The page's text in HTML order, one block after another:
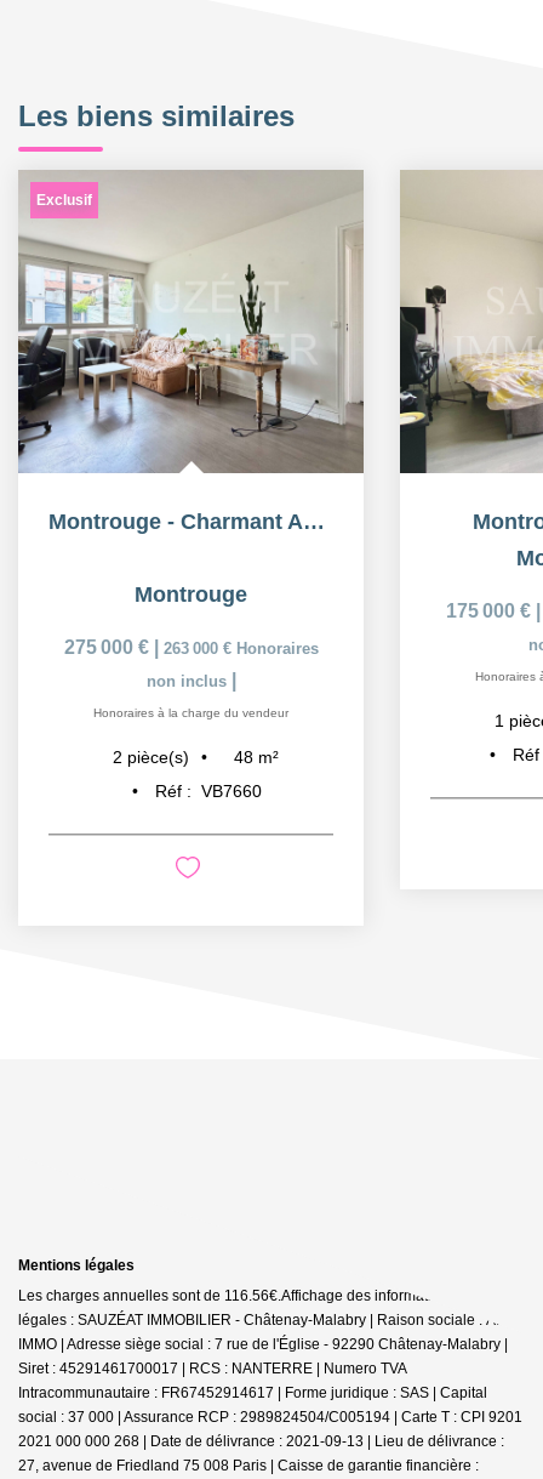
Les biens similaires
Exclusif
Montrouge - Charmant Appartement 2 pièces
Montrouge
275 000 € 263 000 € Honoraires
non inclus
Honoraires à la charge du vendeur
2 pièce(s) 48 m²
Réf : VB7660
175 000 €
Honoraires
1
Mentions légales
Les charges annuelles sont de 116.56€.Affichage des informations
légales : SAUZÉAT IMMOBILIER - Châtenay-Malabry | Raison sociale : A.S.
IMMO | Adresse siège social : 7 rue de l'Église - 92290 Châtenay-Malabry |
Siret : 45291461700017 | RCS : NANTERRE | Numero TVA
Intracommunautaire : FR67452914617 | Forme juridique : SAS | Capital
social : 37 000 | Assurance RCP : 2989824504/C005194 | Carte T : CPI 9201
2021 000 000 268 | Date de délivrance : 2021-09-13 | Lieu de délivrance :
27, avenue de Friedland 75 008 Paris | Caisse de garantie financière :